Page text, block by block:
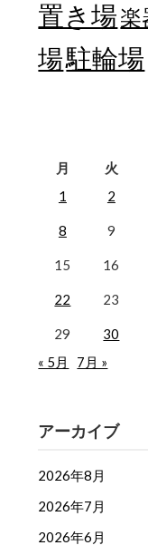
置き場楽
場駐輪場
月 火
1
2
8 9
15 16
22 23
29
30
« 5月
7月 »
アーカイブ
2026年8月
2026年7月
2026年6月